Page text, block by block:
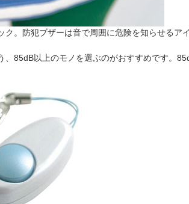
。防犯ブザーは音で周囲に危険を知らせるア
85dB以上のモノを選ぶのがおすすめです。